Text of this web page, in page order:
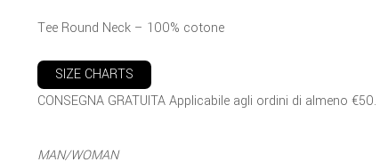
Tee Round Neck – 100% cotone
SIZE CHARTS
CONSEGNA GRATUITA Applicabile agli ordini di almeno €50.
MAN/WOMAN